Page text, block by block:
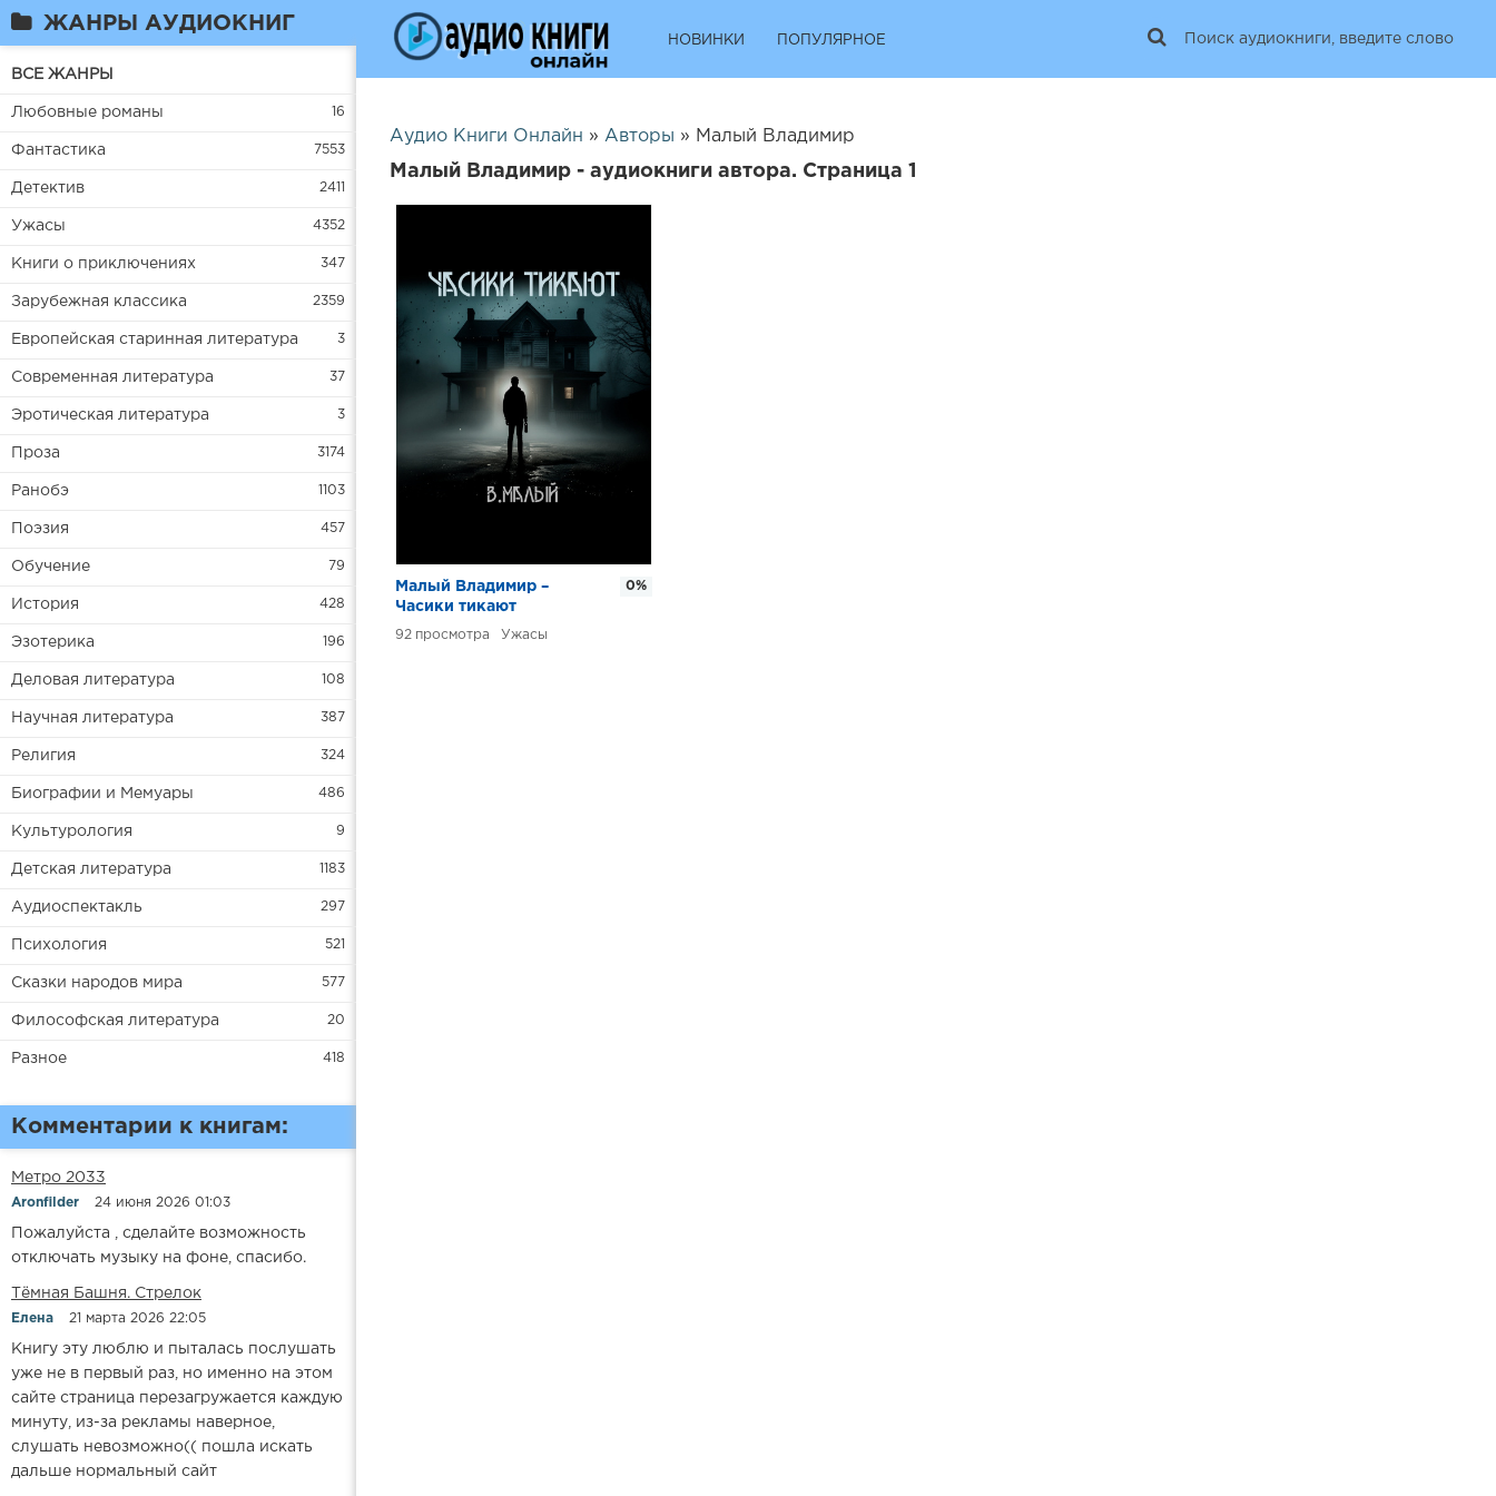
ЖАНРЫ АУДИОКНИГ
ВСЕ ЖАНРЫ
Любовные романы 16
Фантастика 7553
Детектив 2411
Ужасы 4352
Книги о приключениях 347
Зарубежная классика 2359
Европейская старинная литература 3
Современная литература 37
Эротическая литература 3
Проза 3174
Ранобэ 1103
Поэзия 457
Обучение 79
История 428
Эзотерика 196
Деловая литература 108
Научная литература 387
Религия 324
Биографии и Мемуары 486
Культурология 9
Детская литература 1183
Аудиоспектакль 297
Психология 521
Сказки народов мира 577
Философская литература 20
Разное 418
Комментарии к книгам:
Метро 2033
Aronfilder 24 июня 2026 01:03
Пожалуйста , сделайте возможность
отключать музыку на фоне, спасибо.
​​Тёмная Башня. Стрелок
Елена 21 марта 2026 22:05
Книгу эту люблю и пыталась послушать
уже не в первый раз, но именно на этом
сайте страница перезагружается каждую
минуту, из-за рекламы наверное,
слушать невозможно(( пошла искать
дальше нормальный сайт
НОВИНКИ ПОПУЛЯРНОЕ
Аудио Книги Онлайн » Авторы » Малый Владимир
Малый Владимир - аудиокниги автора. Страница 1
Малый Владимир –
Часики тикают
92 Ужасы
0%